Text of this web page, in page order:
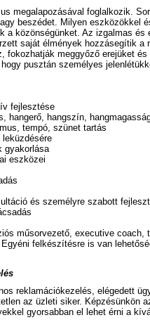
megalapozásával foglalkozik.
beszédet. Milyen eszközökkel
a közönségünket. Az izgalmas és
saját élmények hozzásegítik a
fokozhatják meggyőző erejüket
pusztán személyes
fejlesztése
hangerő, hangszín,
tempó, szünet tartás
gyakorlása
eszközei
és személyre szabott
műsorvezető, executive coach,
felkészítésre is van
reklamációkezelés, elégedett
az üzleti siker. Képzésünkön
gyorsabban el lehet érni a